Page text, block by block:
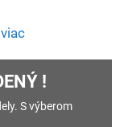
viac
!
S výberom